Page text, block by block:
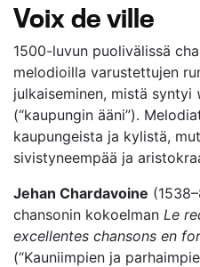
Voix de ville
1500-luvun puolivälissä
melodioilla varustettujen
julkaiseminen, mistä syntyi
(“kaupungin ääni”).
kaupungeista ja kylistä,
sivistyneempää ja
Jehan Chardavoine
chansonin kokoelman Le
excellentes chansons en
(“Kauniimpien ja